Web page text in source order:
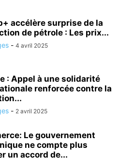
accélère surprise de la
de pétrole : Les prix...
- 4 avril 2025
: Appel à une solidarité
renforcée contre la
- 2 avril 2025
Le gouvernement
ne compte plus
un accord de...